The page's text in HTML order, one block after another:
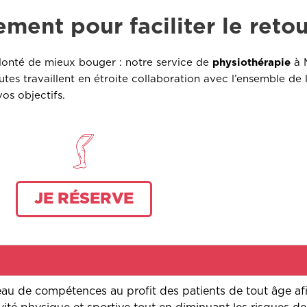
pour faciliter le
de mieux bouger : notre service de physiothérapie à
travaillent en étroite collaboration avec l’ensemble de
objectifs.
JE RÉSERVE
de compétences au profit des patients de tout âge